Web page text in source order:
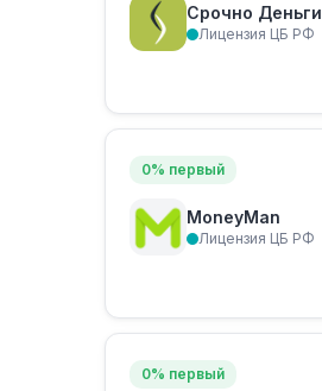
Срочно Деньги
Лицензия ЦБ РФ
0% первый
MoneyMan
Лицензия ЦБ РФ
0% первый